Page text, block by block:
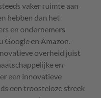
vaker ruimte aan
hebben dan het
en ondernemers
Google en Amazon.
overheid juist
en
een innovatieve
een troosteloze streek